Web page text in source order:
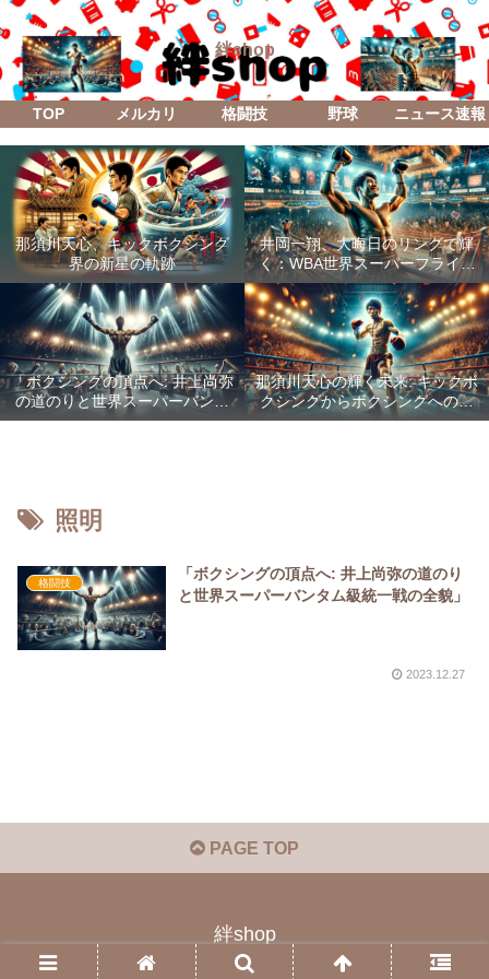
絆shop
TOP メルカリ 格闘技 野球 ニュース速報
那須川天心、キックボクシング
界の新星の軌跡
井岡一翔、大晦日のリングで輝
く：WBA世界スーパーフライ級
防衛戦「Lifetime Boxing Fights
18」
「ボクシングの頂点へ: 井上尚弥
の道のりと世界スーパーバンタ
ム級統一戦の全貌」
那須川天心の輝く未来: キックボ
クシングからボクシングへの成
功した転身
照明
格闘技
「ボクシングの頂点へ: 井上尚弥の道のり
と世界スーパーバンタム級統一戦の全貌」
2023.12.27
PAGE TOP
絆shop
© 2023 絆shop.